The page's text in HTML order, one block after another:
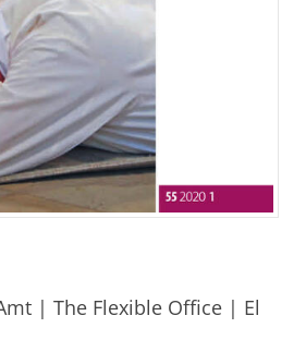
| The Flexible Office | El